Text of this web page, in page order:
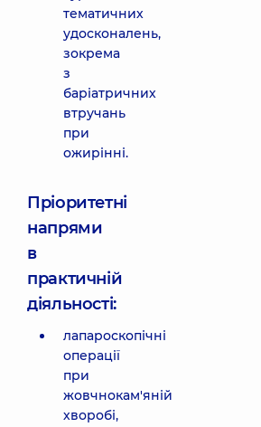
тематичних
удосконалень,
зокрема
з
баріатричних
втручань
при
ожирінні.
Пріоритетні
напрями
в
практичній
діяльності:
лапароскопічні
операції
при
жовчнокам'яній
хворобі,